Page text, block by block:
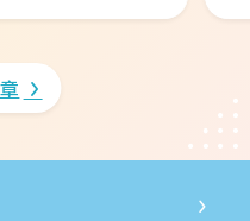
組合如何決定球隊命
「